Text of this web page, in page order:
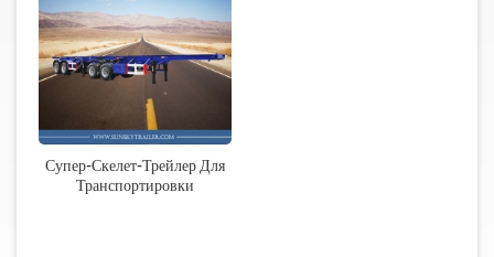
Супер-Скелет-Трейлер Для
Транспортировки